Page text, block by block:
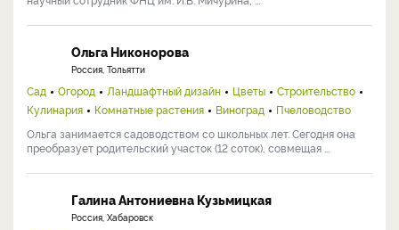
Ольга Никонорова
Россия, Тольятти
Сад Огород Ландшафтный дизайн Цветы
Строительство
Кулинария
Комнатные растения Виноград
Пчеловодство
Ольга занимается садоводством со школьных лет. Сегодня она
преобразует родительский участок (12 соток), совмещая ...
Галина Антониевна Кузьмицкая
Россия, Хабаровск